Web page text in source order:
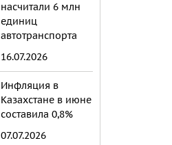
насчитали 6 млн
единиц
автотранспорта
16.07.2026
Инфляция в
Казахстане в июне
составила 0,8%
07.07.2026